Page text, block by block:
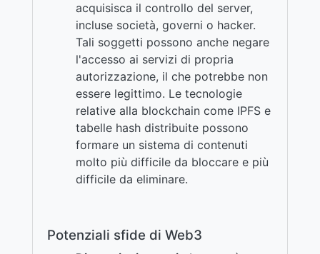
acquisisca il controllo del server,
incluse società, governi o hacker.
Tali soggetti possono anche negare
l'accesso ai servizi di propria
autorizzazione, il che potrebbe non
essere legittimo. Le tecnologie
relative alla blockchain come IPFS e
tabelle hash distribuite possono
formare un sistema di contenuti
molto più difficile da bloccare e più
difficile da eliminare.
Potenziali sfide di Web3